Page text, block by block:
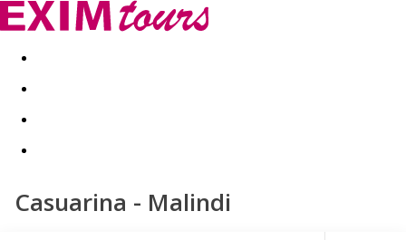
Akční nabídky Last minute
Casuarina - Malindi